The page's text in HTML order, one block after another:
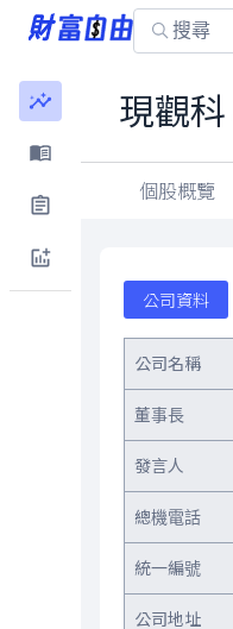
現觀科
個股概覽
公司資料
公司名稱
董事長
發言人
總機電話
統一編號
公司地址